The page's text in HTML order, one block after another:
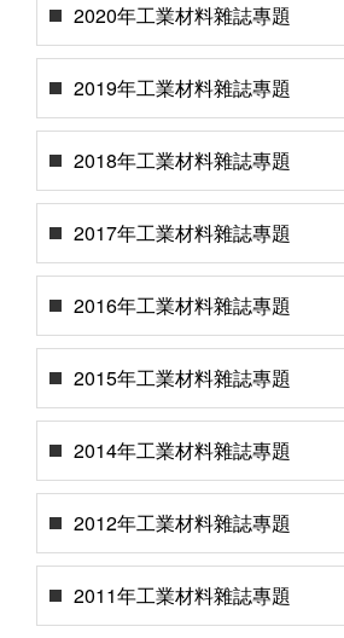
2020年工業材料雜誌專題
2019年工業材料雜誌專題
2018年工業材料雜誌專題
2017年工業材料雜誌專題
2016年工業材料雜誌專題
2015年工業材料雜誌專題
2014年工業材料雜誌專題
2012年工業材料雜誌專題
2011年工業材料雜誌專題